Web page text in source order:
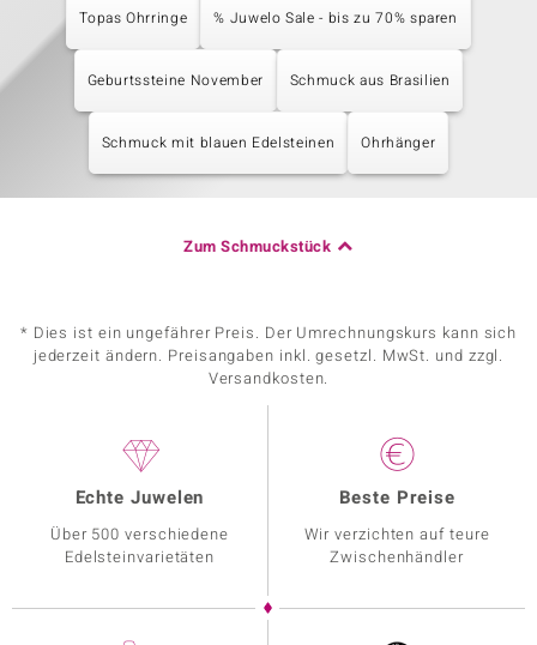
Topas Ohrringe % Juwelo Sale - bis zu 70% sparen
Geburtssteine November Schmuck aus Brasilien
Schmuck mit blauen Edelsteinen Ohrhänger
Zum Schmuckstück
* Dies ist ein ungefährer Preis. Der Umrechnungskurs kann sich
jederzeit ändern. Preisangaben inkl. gesetzl. MwSt. und zzgl.
Versandkosten.
Echte Juwelen
Über 500 verschiedene
Edelsteinvarietäten
Beste Preise
Wir verzichten auf teure
Zwischenhändler